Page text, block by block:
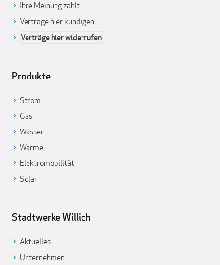
Ihre Meinung zählt
Verträge hier kündigen
Verträge hier widerrufen
Produkte
Strom
Gas
Wasser
Wärme
Elektromobilität
Solar
Stadtwerke Willich
Aktuelles
Unternehmen